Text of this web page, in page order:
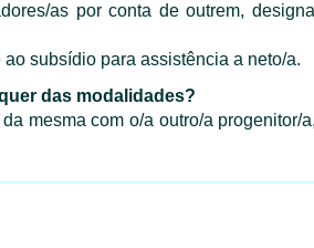
as por conta de outrem,
subsídio para assistência a neto/a.
das modalidades?
mesma com o/a outro/a progenitor/